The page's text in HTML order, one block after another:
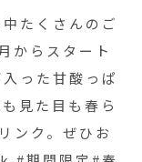
#テイクアウ
カフェ #カフ
松江カフェ
たくさんのご
からスタート
った甘酸っぱ
見た目も春ら
ンク。ぜひお